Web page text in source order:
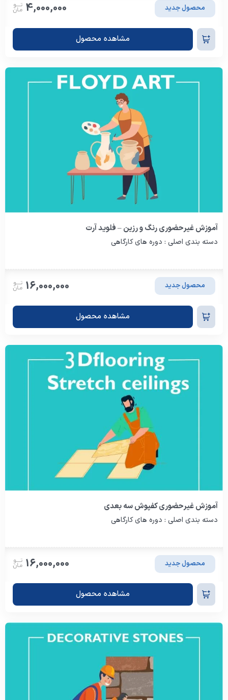
محصول جدید 4,000,000
مشاهده محصول
آموزش غیرحضوری رنگ و رزین – فلوید آرت
دسته بندی اصلی : دوره های کارگاهی
محصول جدید 16,000,000
مشاهده محصول
آموزش غیرحضوری کفپوش سه بعدی
دسته بندی اصلی : دوره های کارگاهی
محصول جدید 16,000,000
مشاهده محصول